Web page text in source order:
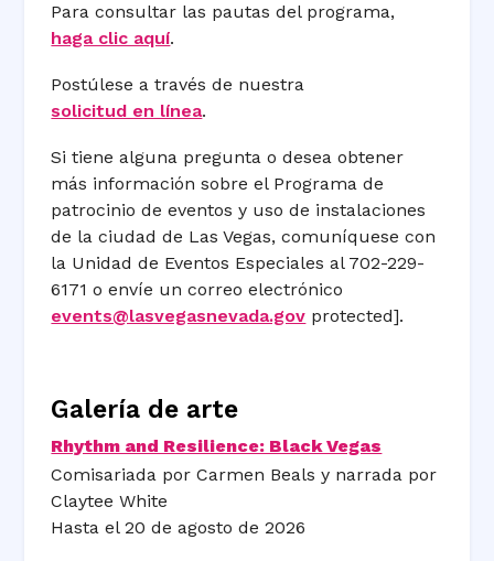
Para consultar las pautas del programa,
haga clic aquí.
Postúlese a través de nuestra
solicitud en línea.
Si tiene alguna pregunta o desea obtener
más información sobre el Programa de
patrocinio de eventos y uso de instalaciones
de la ciudad de Las Vegas, comuníquese con
la Unidad de Eventos Especiales al 702-229-
6171 o envíe un correo electrónico
events@lasvegasnevada.gov protected].
Galería de arte
Rhythm and Resilience: Black Vegas
Comisariada por Carmen Beals y narrada por
Claytee White
Hasta el 20 de agosto de 2026